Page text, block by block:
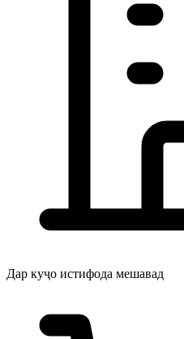
Дар куҷо истифода мешавад